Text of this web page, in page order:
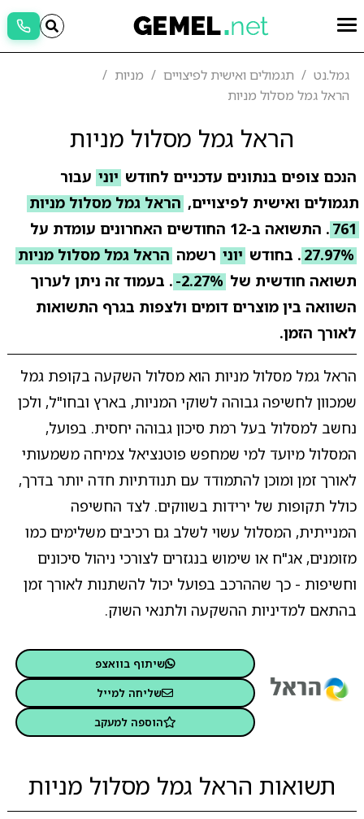
גמל.נט תגמולים ואישית לפיצויים
מניות
הראל גמל מסלול מניות
הראל גמל מסלול מניות
הנכם צופים בנתונים עדכניים לחודש יוני עבור
תגמולים ואישית לפיצויים, הראל גמל מסלול מניות
761 . התשואה ב-12 החודשים האחרונים עומדת על
27.97% . בחודש יוני רשמה הראל גמל מסלול מניות
תשואה חודשית של -2.27% . בעמוד זה ניתן לערוך
השוואה בין מוצרים דומים ולצפות בגרף התשואות
לאורך הזמן.
הראל גמל מסלול מניות הוא מסלול השקעה בקופת גמל
שמכוון לחשיפה גבוהה לשוקי המניות, בארץ ובחו"ל, ולכן
נחשב למסלול בעל רמת סיכון גבוהה יחסית. בפועל,
המסלול מיועד למי שמחפש פוטנציאל צמיחה משמעותי
לאורך זמן ומוכן להתמודד עם תנודתיות חדה יותר בדרך,
כולל תקופות של ירידות בשווקים. לצד החשיפה
המנייתית, המסלול עשוי לשלב גם רכיבים משלימים כמו
מזומנים, אג"ח או שימוש בנגזרים לצורכי ניהול סיכונים
וחשיפות - כך שההרכב בפועל יכול להשתנות לאורך זמן
בהתאם למדיניות ההשקעה ולתנאי השוק.
שיתוף בוואצפ
שליחה למייל
הוספה למעקב
תשואות הראל גמל מסלול מניות